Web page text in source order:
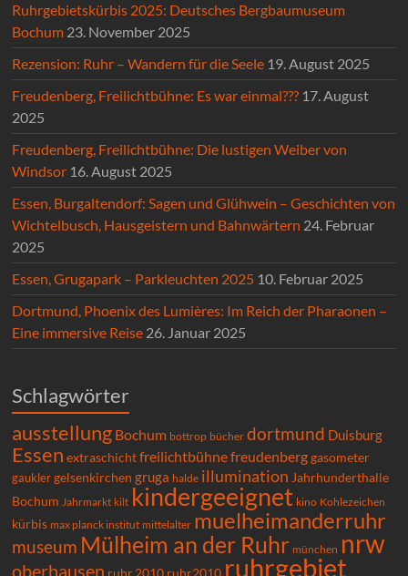
Ruhrgebietskürbis 2025: Deutsches Bergbaumuseum
Bochum 23. November 2025
Rezension: Ruhr – Wandern für die Seele 19. August 2025
Freudenberg, Freilichtbühne: Es war einmal??? 17. August
2025
Freudenberg, Freilichtbühne: Die lustigen Weiber von
Windsor 16. August 2025
Essen, Burgaltendorf: Sagen und Glühwein – Geschichten von
Wichtelbusch, Hausgeistern und Bahnwärtern 24. Februar
2025
Essen, Grugapark – Parkleuchten 2025 10. Februar 2025
Dortmund, Phoenix des Lumières: Im Reich der Pharaonen –
Eine immersive Reise 26. Januar 2025
Schlagwörter
ausstellung Bochum bottrop bücher dortmund Duisburg
Essen extraschicht freilichtbühnefreudenberg gasometer
gaukler gelsenkirchen gruga halde illumination Jahrhunderthalle
Bochum Jahrmarkt kilt kindergeeignet kino Kohlezeichen
kürbis max planck institut mittelalter muelheimanderruhr
museum Mülheim an der Ruhr münchen nrw
oberhausen ruhrgebiet